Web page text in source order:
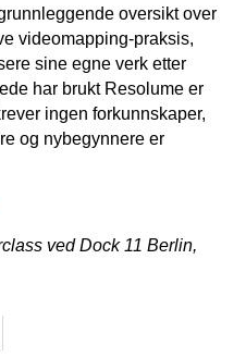
oversikt over
videomapping-praksis,
sine egne verk etter
har brukt Resolume er
ingen forkunnskaper,
og nybegynnere er
ved Dock 11 Berlin,